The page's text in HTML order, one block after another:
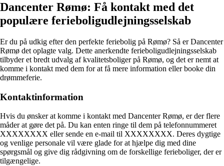
Dancenter Rømø: Få kontakt med det
populære ferieboligudlejningsselskab
Er du på udkig efter den perfekte feriebolig på Rømø? Så er Dancenter
Rømø det oplagte valg. Dette anerkendte ferieboligudlejningsselskab
tilbyder et bredt udvalg af kvalitetsboliger på Rømø, og det er nemt at
komme i kontakt med dem for at få mere information eller booke din
drømmeferie.
Kontaktinformation
Hvis du ønsker at komme i kontakt med Dancenter Rømø, er der flere
måder at gøre det på. Du kan enten ringe til dem på telefonnummeret
XXXXXXXX eller sende en e-mail til XXXXXXXX. Deres dygtige
og venlige personale vil være glade for at hjælpe dig med dine
spørgsmål og give dig rådgivning om de forskellige ferieboliger, der er
tilgængelige.